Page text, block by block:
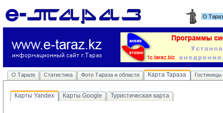
О
О Таразе Статистика Фото Тараза и области Карта Тараза Гостиницы
Карты Yandex Карты Google Туристическая карта